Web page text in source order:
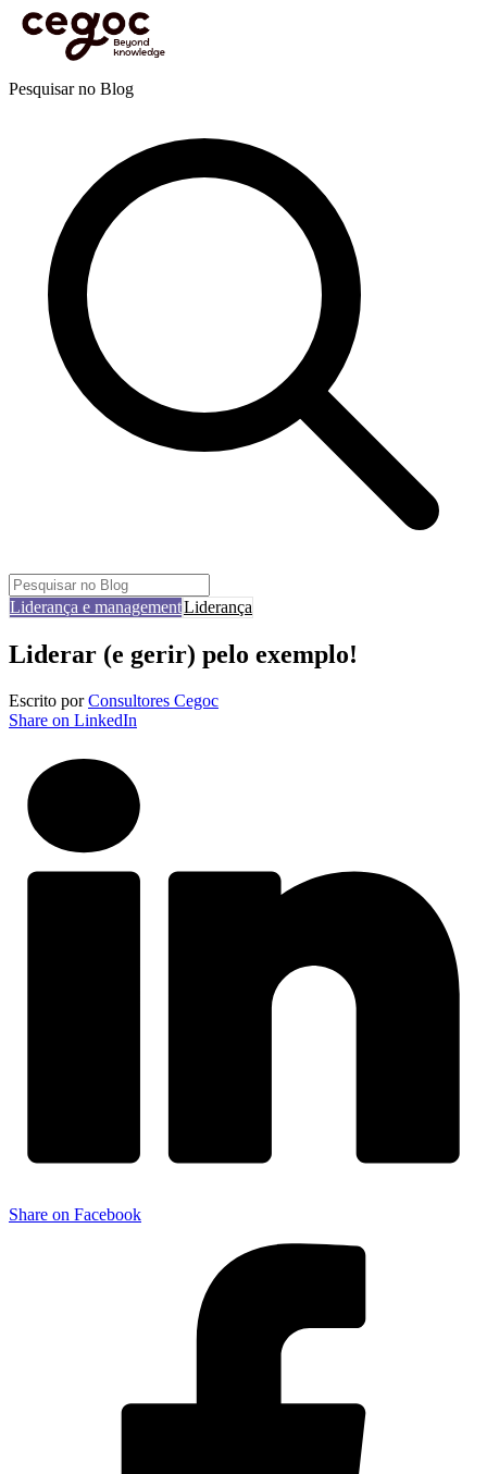
Skip to main content
Está aqui:Home > Recursos
gerir) pelo exemplo!
Pesquisar no Blog
Liderança e managementLiderança
Liderar (e gerir) pelo exemplo!
Escrito porConsultores Cegoc
Share on LinkedIn
Share on Facebook